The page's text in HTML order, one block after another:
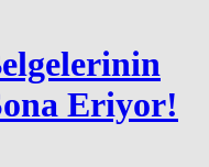
Eriyor!